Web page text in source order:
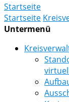
Startseite
Startseite
Untermenü